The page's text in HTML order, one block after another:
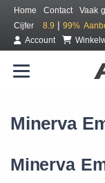
Home Contact
Vaak
Cijfer
8.9 | 99%
Account
Minerva
Minerva